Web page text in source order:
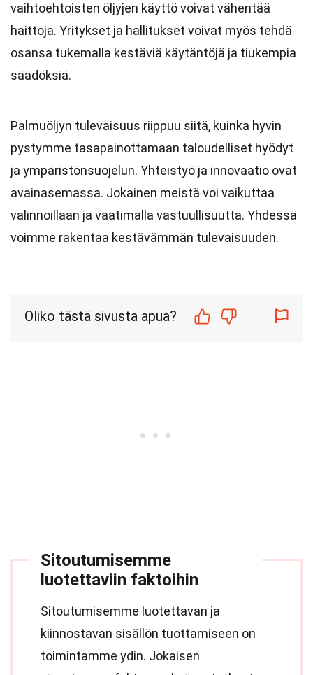
vaihtoehtoisten öljyjen käyttö voivat vähentää
haittoja. Yritykset ja hallitukset voivat myös tehdä
osansa tukemalla kestäviä käytäntöjä ja tiukempia
säädöksiä.
Palmuöljyn tulevaisuus riippuu siitä, kuinka hyvin
pystymme tasapainottamaan taloudelliset hyödyt
ja ympäristönsuojelun. Yhteistyö ja innovaatio ovat
avainasemassa. Jokainen meistä voi vaikuttaa
valinnoillaan ja vaatimalla vastuullisuutta. Yhdessä
voimme rakentaa kestävämmän tulevaisuuden.
Oliko tästä sivusta apua?
Sitoutumisemme
luotettaviin faktoihin
Sitoutumisemme luotettavan ja
kiinnostavan sisällön tuottamiseen on
toimintamme ydin. Jokaisen